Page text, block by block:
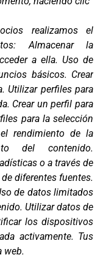
RALLY 20-21
RALLY 20-21
realizamos el
Almacenar la
a ella. Uso de
básicos. Crear
.Utilizar perfiles para
. Crear un perfil para
para la selección
rendimiento de la
del contenido.
o a través de
diferentes fuentes.
de datos limitados
. Utilizar datos de
los dispositivos
activamente. Tus
web.